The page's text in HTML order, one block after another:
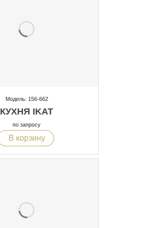
Модель: 156-662
КУХНЯ IKAT
по запросу
В корзину